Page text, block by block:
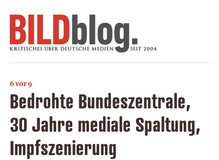
6 vor 9
Bedrohte Bundeszentrale,
30 Jahre mediale Spaltung,
Impfszenierung